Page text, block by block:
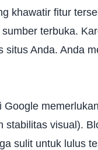
khawatir fitur
terbuka.
Anda. Anda
visual).
sulit untuk lulus